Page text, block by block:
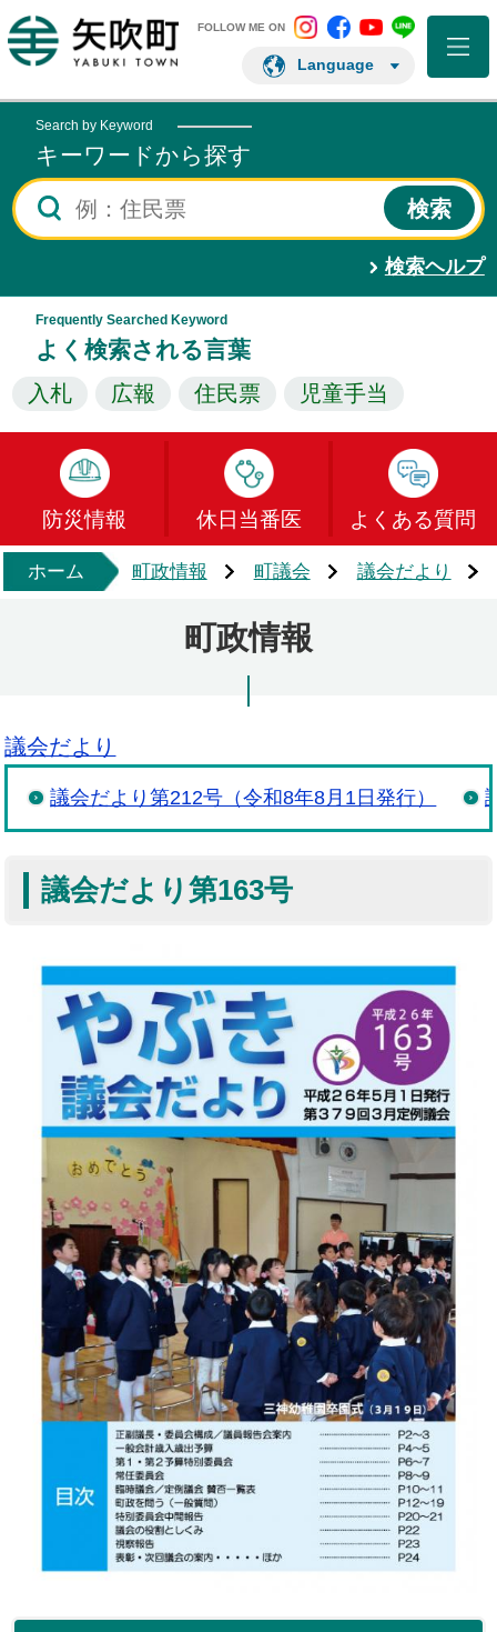
矢吹町ホームページ
FOLLOW ME ON 矢吹町 Instagram
矢吹町矢吹町矢吹町
Language
Search by Keyword
キーワードから探す
検索ヘルプ
Frequently Searched Keyword
よく検索される言葉
入札 広報 住民票 児童手当
防災情報 休日当番医 よくある質問
ホーム 町政情報 町議会 議会だより
町政情報
議会だより
議会だより第212号（令和8年8月1日発行）
議会だより第163号